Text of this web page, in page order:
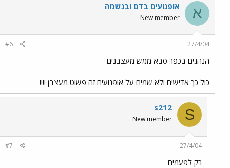
א אופנועים בדם ובנשמה
New member
27/4/04
#6
הנהגים בכפר סבא ממש מעצבנים
כול כך אדישים ולא שמים על אופנועים זה פשוט מעצבן !!!!
S
s212
New member
27/4/04
#7
רק לפעמים